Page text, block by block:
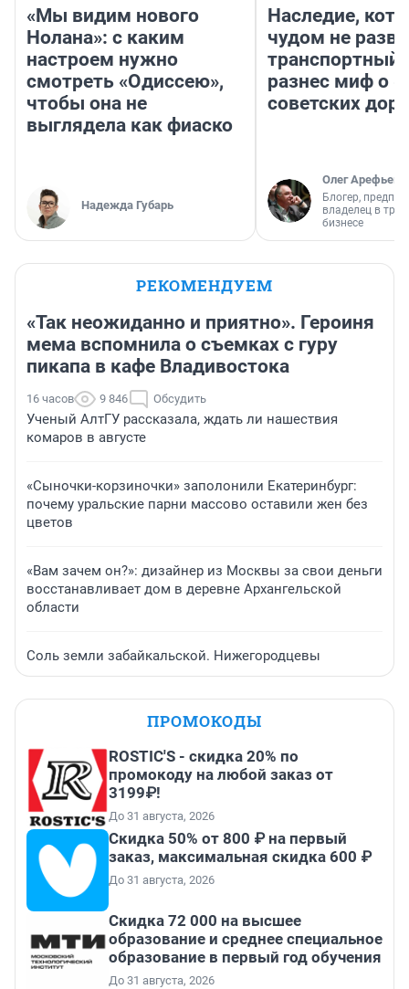
«Мы видим нового
Нолана»: с каким
настроем нужно
смотреть «Одиссею»,
чтобы она не
выглядела как фиаско
Надежда Губарь
Наследие,
чудом не
транспортный
разнес миф о
советских
Олег Арефьев
Блогер,
владелец в
бизнесе
РЕКОМЕНДУЕМ
«Так неожиданно и приятно». Героиня
мема вспомнила о съемках с гуру
пикапа в кафе Владивостока
16 часов 9 846 Обсудить
Ученый АлтГУ рассказала, ждать ли нашествия
комаров в августе
«Сыночки-корзиночки» заполонили Екатеринбург:
почему уральские парни массово оставили жен без
цветов
«Вам зачем он?»: дизайнер из Москвы за свои деньги
восстанавливает дом в деревне Архангельской
области
Соль земли забайкальской. Нижегородцевы
ПРОМОКОДЫ
ROSTIC'S - скидка 20% по
промокоду на любой заказ от
3199₽!
До 31 августа, 2026
Скидка 50% от 800 ₽ на первый
заказ, максимальная скидка 600 ₽
До 31 августа, 2026
Скидка 72 000 на высшее
образование и среднее специальное
образование в первый год обучения
До 31 августа, 2026